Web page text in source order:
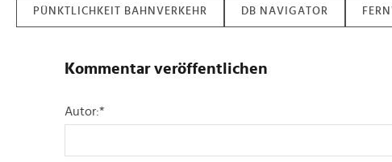
PÜNKTLICHKEIT BAHNVERKEHR DB NAVIGATOR
Kommentar veröffentlichen
Autor:*